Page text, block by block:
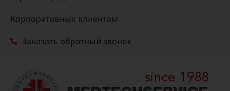
Корпоративных клиентам
Заказать обратный звонок